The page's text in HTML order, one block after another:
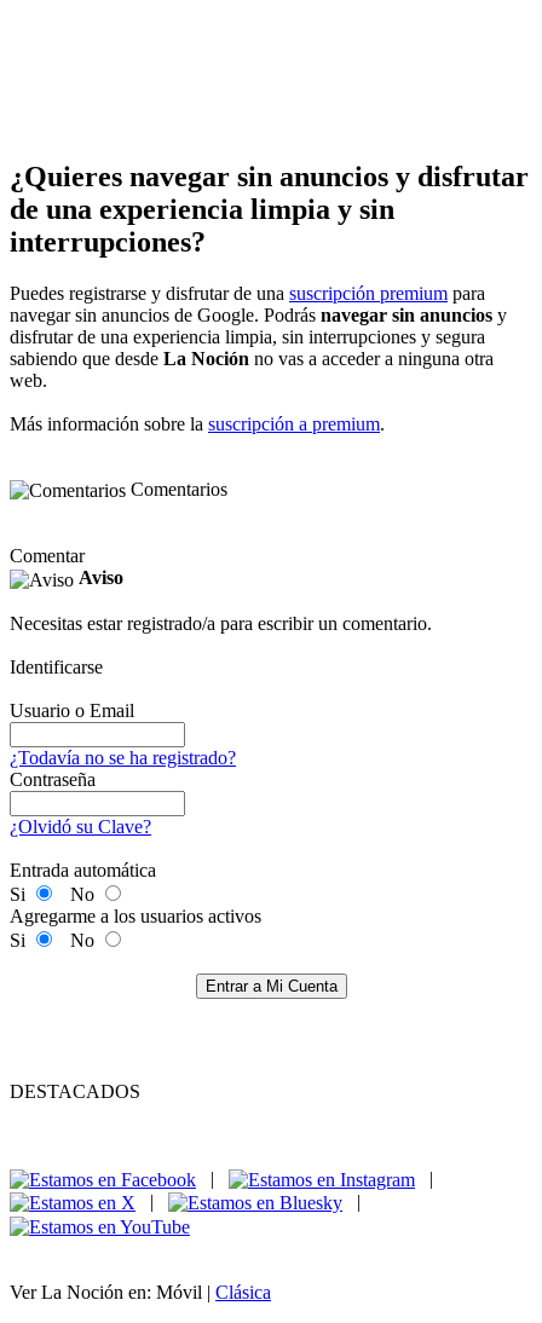
¿Quieres navegar sin anuncios y disfrutar
de una experiencia limpia y sin
interrupciones?
Puedes registrarse y disfrutar de una suscripción premium para
navegar sin anuncios de Google. Podrás navegar sin anuncios y
disfrutar de una experiencia limpia, sin interrupciones y segura
sabiendo que desde La Noción no vas a acceder a ninguna otra
web.
Más información sobre la suscripción a premium.
Comentarios
Comentar
Aviso
Necesitas estar registrado/a para escribir un comentario.
Identificarse
Usuario o Email
¿Todavía no se ha registrado?
Contraseña
¿Olvidó su Clave?
Entrada automática
Si
No
Agregarme a los usuarios activos
Si
No
Entrar a Mi Cuenta
DESTACADOS
|
|
|
|
Ver La Noción en: Móvil | Clásica